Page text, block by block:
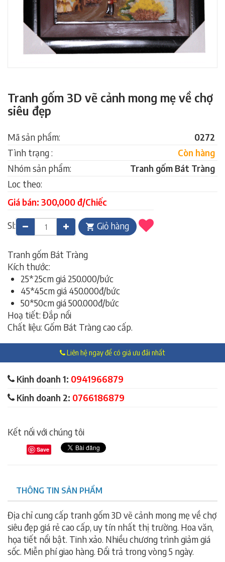
Tranh gốm 3D vẽ cảnh mong mẹ về chợ
siêu đẹp
Mã sản phẩm:
0272
Tình trạng :
Còn hàng
Nhóm sản phẩm:
Tranh gốm Bát Tràng
Loc theo:
Giá bán: 300,000 đ/Chiếc
Sl:
Giỏ hàng
Tranh gốm Bát Tràng
Kích thước:
25*25cm giá 250.000/bức
45*45cm giá 450.000đ/bức
50*50cm giá 500.000đ/bức
Hoạ tiết: Đắp nổi
Chất liệu: Gốm Bát Tràng cao cấp.
Liên hệ ngay để có giá ưu đãi nhất
Kinh doanh 1: 0941966879
Kinh doanh 2: 0766186879
Kết nối với chúng tôi
Save
THÔNG TIN SẢN PHẨM
Địa chỉ cung cấp tranh gốm 3D vẽ cảnh mong mẹ về chợ
siêu đẹp giá rẻ cao cấp, uy tín nhất thị trường. Hoa văn,
họa tiết nổi bật. Tinh xảo. Nhiều chương trình giảm giá
sốc. Miễn phí giao hàng. Đổi trả trong vòng 5 ngày.